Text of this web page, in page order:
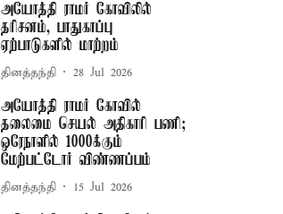
அயோத்தி ராமர் கோவிலில்
தரிசனம், பாதுகாப்பு
ஏற்பாடுகளில் மாற்றம்
தினத்தந்தி 28 Jul 2026
அயோத்தி ராமர் கோவில்
தலைமை செயல் அதிகாரி பணி;
ஒரேநாளில் 1000க்கும்
மேற்பட்டோர் விண்ணப்பம்
தினத்தந்தி 15 Jul 2026